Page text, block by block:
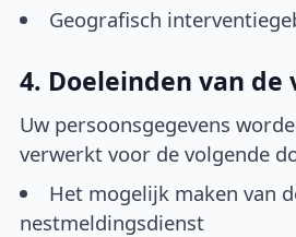
Geografisch
4. Doeleinden van
Uw persoonsgegevens
verwerkt voor de volgende
Het mogelijk maken van
nestmeldingsdienst